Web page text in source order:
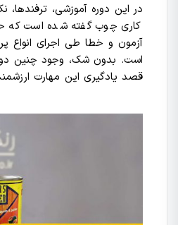
در این دوره آموزشی،
کاری چوب گفته شده است که
آزمون و خطا طی اجرای انواع
است. بدون شک، وجود چنین
قصد یادگیری این مهارت